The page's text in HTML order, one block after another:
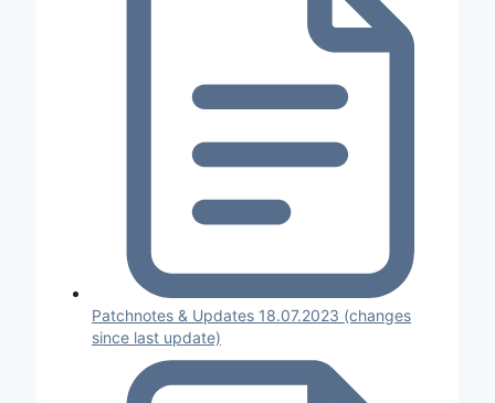
Patchnotes & Updates 18.07.2023 (changes
since last update)